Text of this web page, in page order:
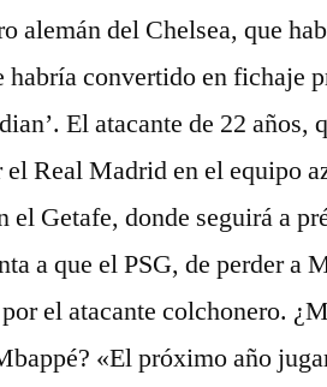
alemán del Chelsea, que
habría convertido en fichaje
El atacante de 22 años,
el Real Madrid en el equipo
el Getafe, donde seguirá a
a que el PSG, de perder a
el atacante colchonero.
«El próximo año